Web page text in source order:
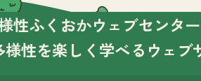
性ふくおかウェブセンター
性を楽しく学べる ウェブ